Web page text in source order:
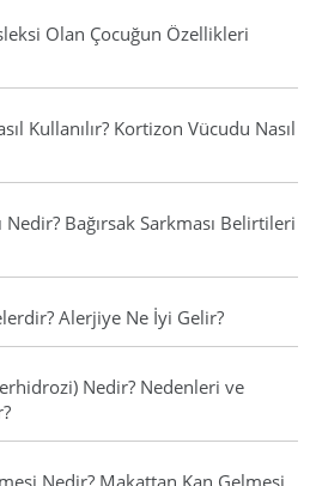
Olan Çocuğun Özellikleri
Kullanılır? Kortizon Vücudu Nasıl
Nedir? Bağırsak Sarkması Belirtileri
Alerjiye Ne İyi Gelir?
Nedir? Nedenleri ve